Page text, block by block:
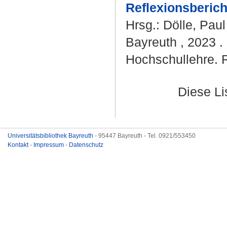
Hrsg.: Dölle, Paul
Bayreuth , 2023
Hochschullehre.
Diese
Universitätsbibliothek Bayreuth - 95447 Bayreuth - Tel. 0921/553450
Kontakt- Impressum - Datenschutz